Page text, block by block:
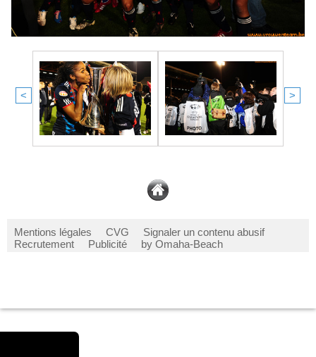
< >
Mentions légales CVG
Signaler un contenu abusif
Recrutement
Publicité by Omaha-Beach